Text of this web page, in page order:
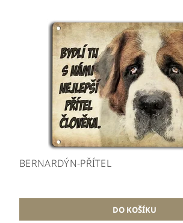
BERNARDÝN-PŘÍTEL